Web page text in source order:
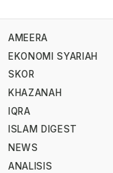
AMEERA
EKONOMI SYARIAH
SKOR
KHAZANAH
IQRA
ISLAM DIGEST
NEWS
ANALISIS